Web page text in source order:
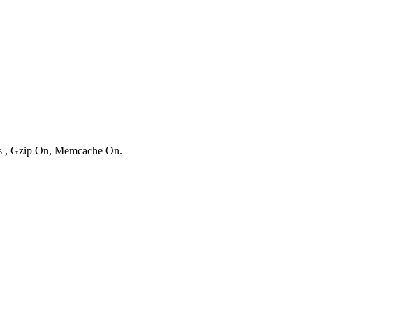
, Gzip On, Memcache On.